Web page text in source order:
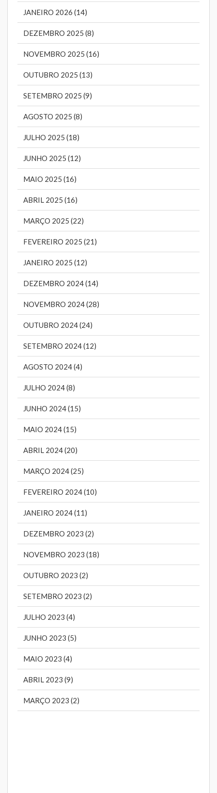
JANEIRO 2026 (14)
DEZEMBRO 2025 (8)
NOVEMBRO 2025 (16)
OUTUBRO 2025 (13)
SETEMBRO 2025 (9)
AGOSTO 2025 (8)
JULHO 2025 (18)
JUNHO 2025 (12)
MAIO 2025 (16)
ABRIL 2025 (16)
MARÇO 2025 (22)
FEVEREIRO 2025 (21)
JANEIRO 2025 (12)
DEZEMBRO 2024 (14)
NOVEMBRO 2024 (28)
OUTUBRO 2024 (24)
SETEMBRO 2024 (12)
AGOSTO 2024 (4)
JULHO 2024 (8)
JUNHO 2024 (15)
MAIO 2024 (15)
ABRIL 2024 (20)
MARÇO 2024 (25)
FEVEREIRO 2024 (10)
JANEIRO 2024 (11)
DEZEMBRO 2023 (2)
NOVEMBRO 2023 (18)
OUTUBRO 2023 (2)
SETEMBRO 2023 (2)
JULHO 2023 (4)
JUNHO 2023 (5)
MAIO 2023 (4)
ABRIL 2023 (9)
MARÇO 2023 (2)